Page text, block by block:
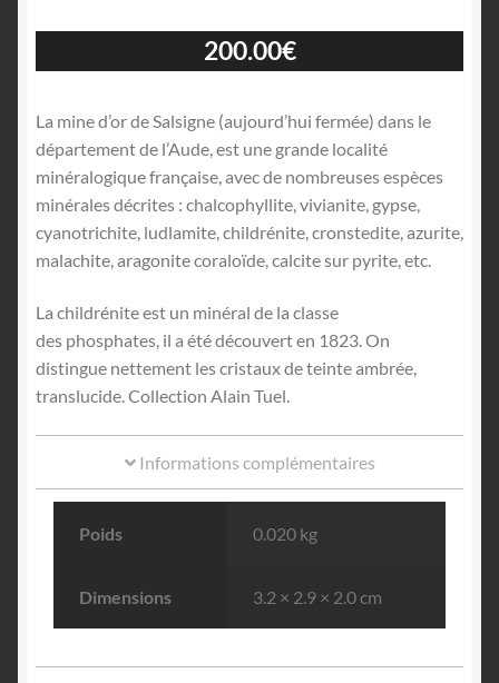
200.00€
La mine d’or de Salsigne (aujourd’hui fermée) dans le
département de l’Aude, est une grande localité
minéralogique française, avec de nombreuses espèces
minérales décrites : chalcophyllite, vivianite, gypse,
cyanotrichite, ludlamite, childrénite, cronstedite, azurite,
malachite, aragonite coraloïde, calcite sur pyrite, etc.
La childrénite est un minéral de la classe
des phosphates, il a été découvert en 1823. On
distingue nettement les cristaux de teinte ambrée,
translucide. Collection Alain Tuel.
Informations complémentaires
Poids 0.020 kg
Dimensions 3.2 × 2.9 × 2.0 cm